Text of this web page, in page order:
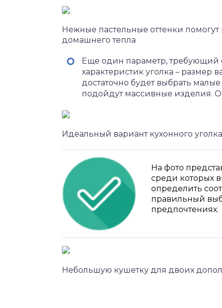
Нежные пастельные оттенки помогут
домашнего тепла
Еще один параметр, требующий
характеристик уголка – размер
достаточно будет выбрать
подойдут массивные изделия.
Идеальный вариант кухонного
На фото
среди которых
определить
правильный
предпочтениях.
Небольшую кушетку для двоих